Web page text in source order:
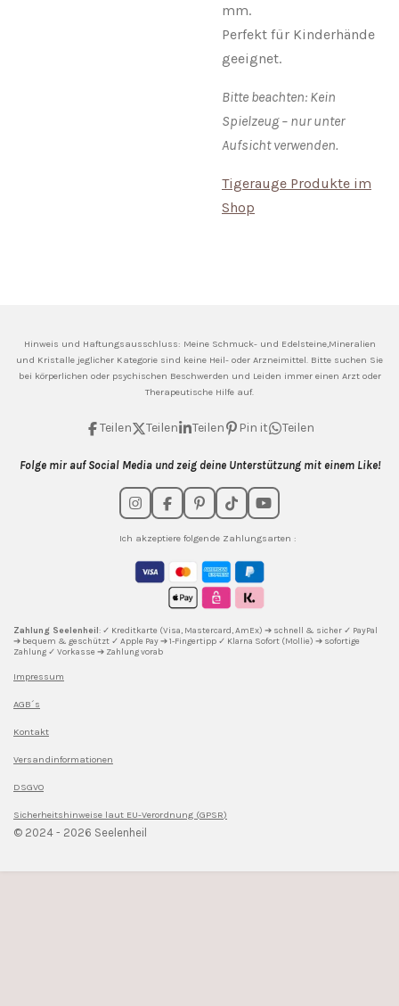
mm.
Perfekt für Kinderhände
geeignet.
Bitte beachten: Kein
Spielzeug – nur unter
Aufsicht verwenden.
Tigerauge Produkte im
Shop
Hinweis und Haftungsausschluss: MeineSchmuck- und Edelsteine,Mineralien
und Kristalle jeglicher Kategorie sind keine Heil- oder Arzneimittel. Bitte suchen Sie
bei körperlichen oder psychischen Beschwerden und Leiden immer einen Arzt oder
Therapeutische Hilfe auf.
Teilen Teilen Teilen Pin it Teilen
Folge mir auf Social Media und zeig deine Unterstützung mit einem Like!
I
n
s
a
g
F
a
c
o
o
k
P
i
n
e
r
e
s
T
i
k
o
k
Y
o
u
u
b
Ich akzeptiere folgende Zahlungsarten :
Zahlung Seelenheil: ✓ Kreditkarte (Visa, Mastercard, AmEx) ➔ schnell & sicher ✓ PayPal
➔ bequem & geschützt ✓ Apple Pay ➔ 1-Fingertipp ✓ Klarna Sofort (Mollie) ➔ sofortige
Zahlung ✓ Vorkasse ➔ Zahlung vorab
Impressum
AGB´s
Kontakt
Versandinformationen
DSGVO
Sicherheitshinweise laut EU-Verordnung (GPSR)
© 2024 - 2026 Seelenheil